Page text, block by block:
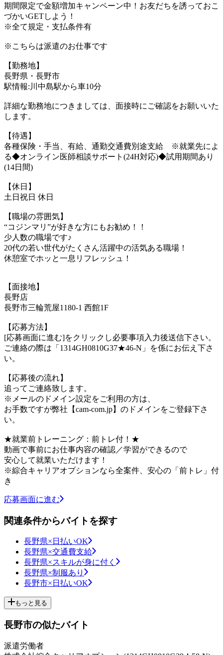
期間限定で金額増加キャンペーン中！お友だちを誘っておこ
づかいGETしよう！
※全て規定・支払条件有
※こちらは派遣のお仕事です
【勤務地】
長野県・長野市
駅情報:川中島駅から車10分
詳細な勤務地につきましては、面接時にご確認をお願いいた
します。
【待遇】
各種保険・手当、有給、通勤交通費別途支給 ※就業先によ
る◆オンライン医師相談サポート(24H対応)◆試用期間あり
(14日間)
【休日】
土日祝日 休日
【職場の雰囲気】
“コジンマリ”が好きな方にもお勧め！！
少人数の職場です♪
20代の若い世代がたくさん活躍中の活気ある職場！
休憩室でホッと一息リフレッシュ！
【面接地】
長野店
長野市三輪荒屋1180-1 西館1F
【応募方法】
[応募画面に進む]をクリックし必要事項入力後送信下さい。
ご連絡の際は「1314GH0810G37★46-N」を係にお伝え下さ
い。
【応募後の流れ】
追ってご連絡致します。
※メールのドメイン設定をご利用の方は、
お手数ですが弊社【cam-com.jp】のドメインをご登録下さ
い。
★就業前トレーニング：前トレ付！★
動画で事前にお仕事内容の確認／学習ができるので
安心して就業いただけます！
※綜合キャリアオプションなら全案件、安心の「前トレ」付
き
応募画面に進む
関連条件からバイトを探す
長野県×日払いOK
長野県×交通費支給
長野県×スキルが身に付く
長野県×制服あり
長野市×日払いOK
もっと見る
長野市の似たバイト
派遣労働者